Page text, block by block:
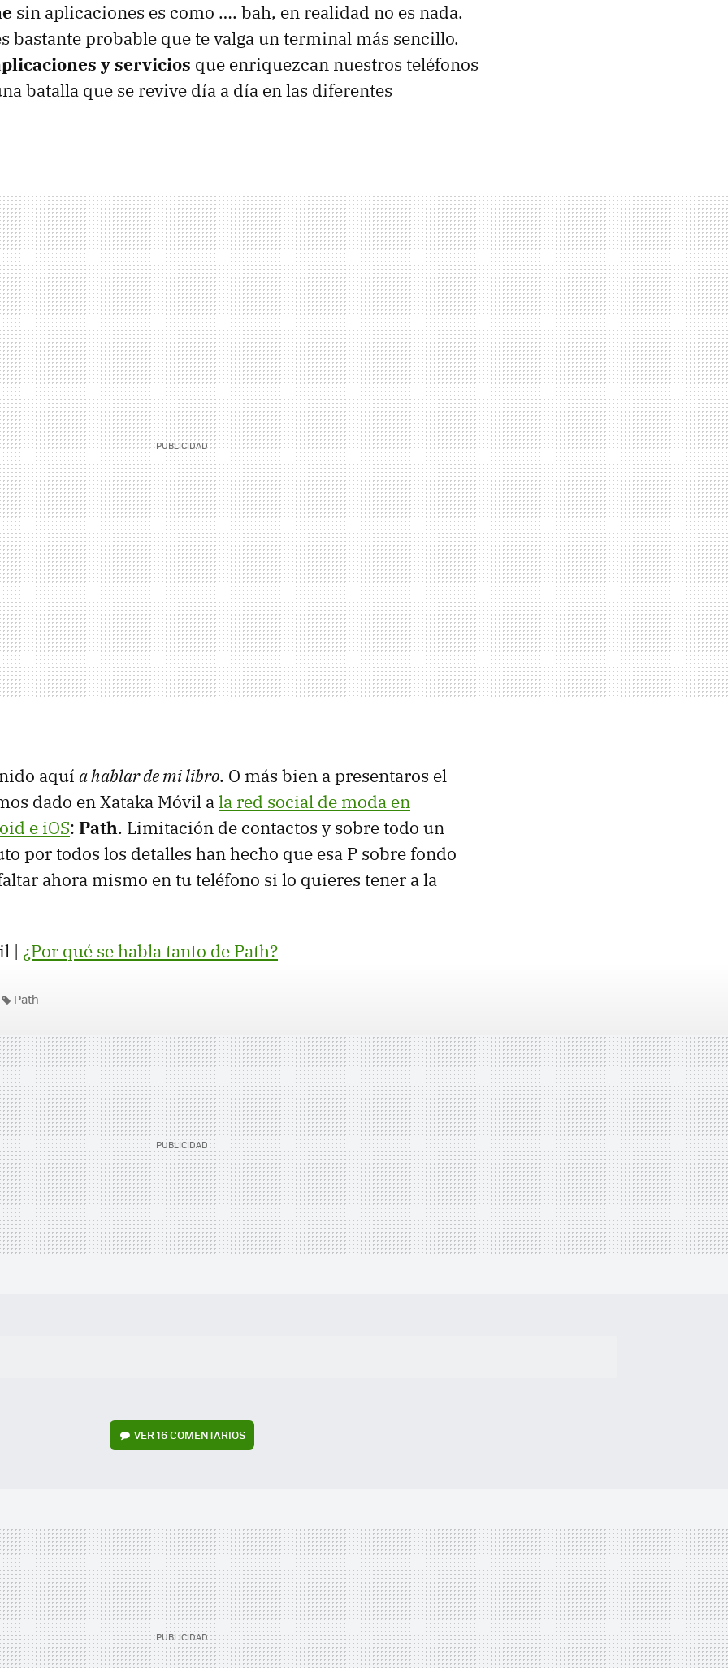
sin aplicaciones es como …. bah, en realidad no es nada.
bastante probable que te valga un terminal más sencillo.
y servicios que enriquezcan nuestros teléfonos
batalla que se revive día a día en las diferentes
aquí a hablar de mi libro. O más bien a presentaros el
dado en Xataka Móvil ala red social de moda en
e iOS: Path. Limitación de contactos y sobre todo un
por todos los detalles han hecho que esa P sobre fondo
ahora mismo en tu teléfono si lo quieres tener a la
| ¿Por qué se habla tanto de Path?
Path
VER16 COMENTARIOS